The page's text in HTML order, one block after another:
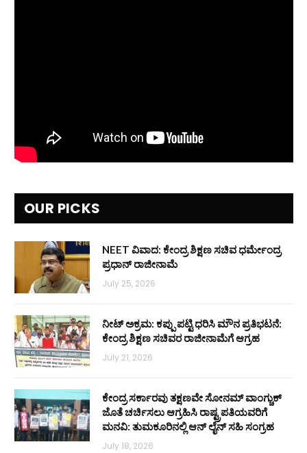
OUR PICKS
NEET ವಿವಾದ: ಕೇಂದ್ರ ಶಿಕ್ಷಣ ಸಚಿವ ಧರ್ಮೇಂದ್ರ
ಪ್ರಧಾನ್ ರಾಜೀನಾಮೆ
July 25, 2026
ನೀಟ್ ಅಕ್ರಮ: ಕಪ್ಪು ಪಟ್ಟಿ ಧರಿಸಿ ಮೌನ ಪ್ರತಿಭಟನೆ:
ಕೇಂದ್ರ ಶಿಕ್ಷಣ ಸಚಿವರ ರಾಜೀನಾಮೆಗೆ ಆಗ್ರಹ
July 21, 2026
ಕೇಂದ್ರ ಸರ್ಕಾರವು ತಕ್ಷಣವೇ ಸೋನಮ್ ವಾಂಗ್ಚುಕ್
ಜೊತೆ ಚರ್ಚಿಸಲು ಆಗ್ರಹಿಸಿ ರಾಷ್ಟ್ರಪತಿಯವರಿಗೆ
ಮನವಿ: ತುಮಕೂರಿನಲ್ಲಿ ಆನ್‌ ಲೈನ್ ಸಹಿ ಸಂಗ್ರಹ
July 18, 2026